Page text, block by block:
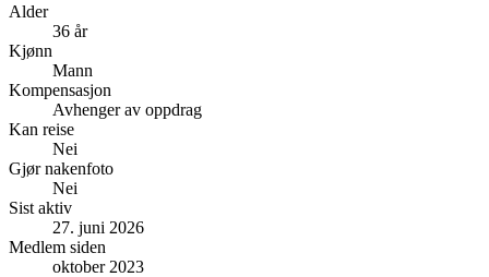
Alder
36 år
Kjønn
Mann
Kompensasjon
Avhenger av oppdrag
Kan reise
Nei
Gjør nakenfoto
Nei
Sist aktiv
27. juni 2026
Medlem siden
oktober 2023